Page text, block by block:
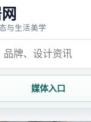
与生活美学
媒体入口